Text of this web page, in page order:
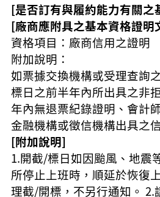
[是否訂有與履約能力有關之
[廠商應附具之基本資格證明
資格項目：廠商信用之證明
附加說明：
如票據交換機構或受理查詢
標日之前半年內所出具之非
年內無退票紀錄證明、會計
金融機構或徵信機構出具之
[附加說明]
1.開截/標日如因颱風、地震
所停止上班時，順延於恢復
理截/開標，不另行通知。 2.